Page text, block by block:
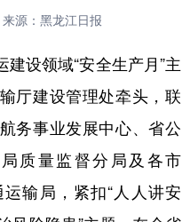
全球连线
体育 文化
访谈 视频
信息化 乡村振兴
来源：黑龙江日报
设领域“安全生产月”主
厅建设管理处牵头，联
务事业发展中心、省公
质量监督分局及各市
输局，紧扣“人人讲安